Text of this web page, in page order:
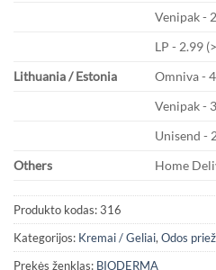
Venipak -
LP - 2.99
Lithuania / Estonia
Omniva -
Venipak -
Unisend -
Others
Home
Produkto kodas:316
Kategorijos: Kremai / Geliai, Odos
Prekės ženklas: BIODERMA